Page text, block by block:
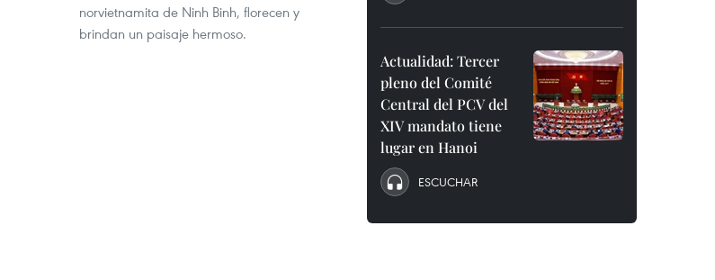
norvietnamita de Ninh Binh, florecen y
brindan un paisaje hermoso.
Actualidad: Tercer
pleno del Comité
Central del PCV del
XIV mandato tiene
lugar en Hanoi
ESCUCHAR